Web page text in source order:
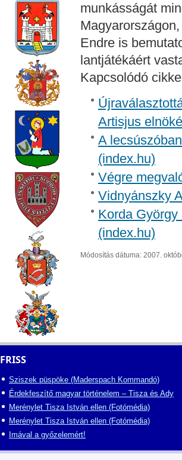
munkásságát
Endre is
lantjátékáért
Kapcsolódó
Artisjus
A
(index.hu)
Végre
Vidnyánszky
Korda
(index.hu)
Módosítás dátuma: 2007.
FRISS
Sziszek püspöke (Maderspach Kommandó)
Érdekfeszítő magyar történelem – Tisza és Ady
Merénylet Tisza István ellen (Fotómédia)
Merénylet Tisza István ellen (Fotómédia)
Imával a győzelemért!